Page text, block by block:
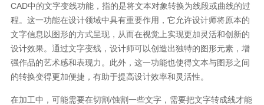
CAD中的文字变线功能，指的是将文本对象转换为线段或曲线的过
程。这一功能在设计领域中具有重要作用，它允许设计师将原本的
文字信息以图形的方式呈现，从而在视觉上实现更加灵活和创新的
设计效果。通过文字变线，设计师可以创造出独特的图形元素，增
强作品的艺术感和表现力。此外，这一功能也使得文本与图形之间
的转换变得更加便捷，有助于提高设计效率和灵活性。
在加工中，可能需要在切割/蚀割一些文字，需要把文字转成线才能